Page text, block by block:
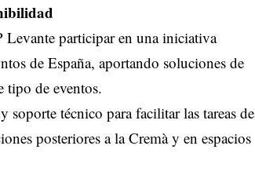
participar en una iniciativa
de España, aportando soluciones de
tipo de eventos.
técnico para facilitar las tareas de
posteriores a la Cremà y en espacios